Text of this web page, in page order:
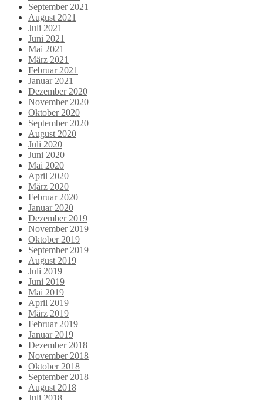
September 2021
August 2021
Juli 2021
Juni 2021
Mai 2021
März 2021
Februar 2021
Januar 2021
Dezember 2020
November 2020
Oktober 2020
September 2020
August 2020
Juli 2020
Juni 2020
Mai 2020
April 2020
März 2020
Februar 2020
Januar 2020
Dezember 2019
November 2019
Oktober 2019
September 2019
August 2019
Juli 2019
Juni 2019
Mai 2019
April 2019
März 2019
Februar 2019
Januar 2019
Dezember 2018
November 2018
Oktober 2018
September 2018
August 2018